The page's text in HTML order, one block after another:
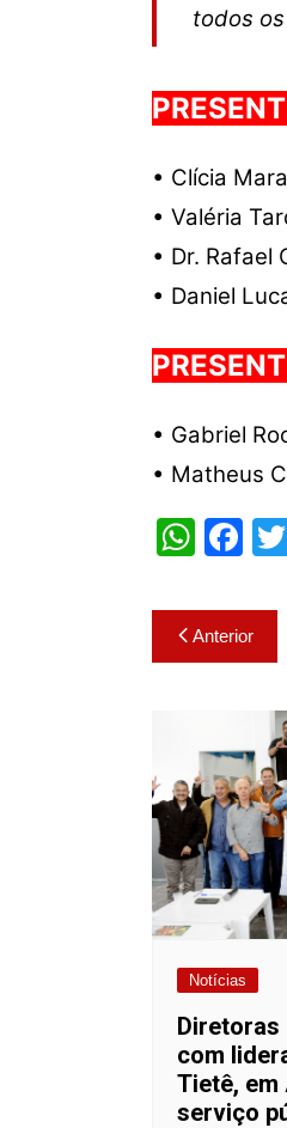
todos
• Clícia
• Valéria
• Dr. Rafael
• Daniel
• Gabriel
• Matheus
W
at
s
p
F
c
e
o
k
de
Anterior
Notícias
Diretoras
com
Tietê, em
serviço